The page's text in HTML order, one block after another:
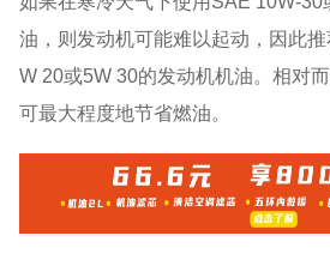
油，则发动机可能难以起动，因此
W 20或5W 30的发动机机油。相对
可最大程度地节省燃油。